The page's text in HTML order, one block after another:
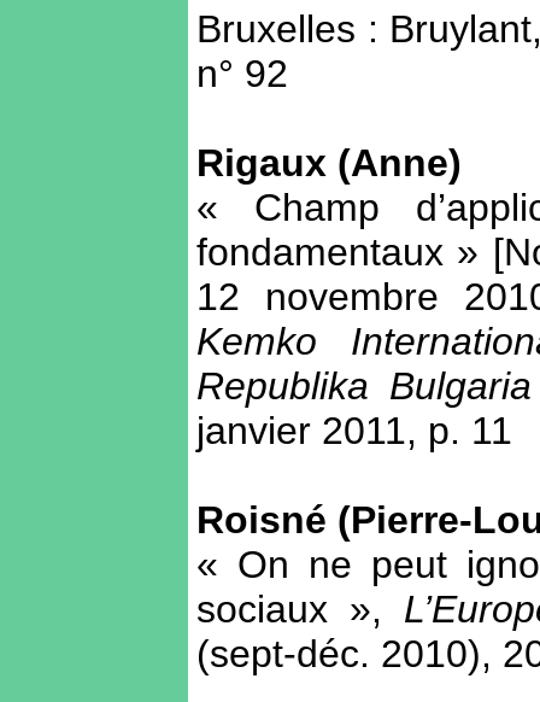
Bruxelles :
n° 92
Rigaux (Anne)
« Champ
fondamentaux »
12 novembre
Kemko
Republika
janvier 2011, p. 11
Roisné (Pierre-
« On ne peut
sociaux »,
(sept-déc. 2010),